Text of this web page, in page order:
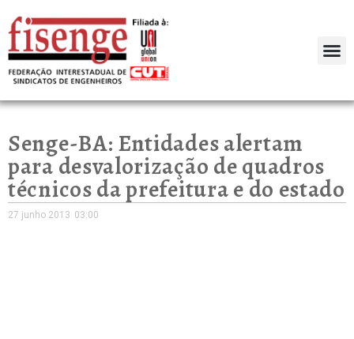
Senge-BA: Entidades alertam
para desvalorização de quadros
técnicos da prefeitura e do estado
27 junho 2013 03:00